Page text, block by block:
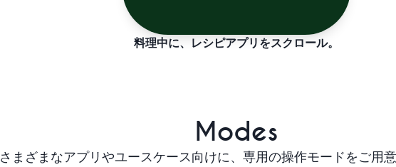
料理中に、レシピアプリをスクロール。
Modes
さまざまなアプリやユースケース向けに、専用の操作モードをご用